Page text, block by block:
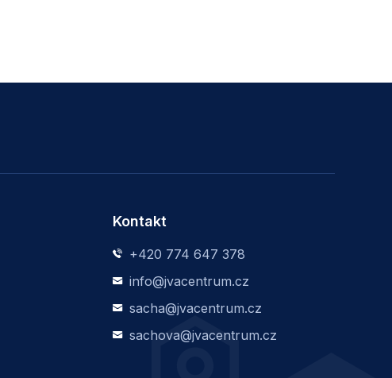
Kontakt
+420 774 647 378
info@jvacentrum.cz
sacha@jvacentrum.cz
sachova@jvacentrum.cz